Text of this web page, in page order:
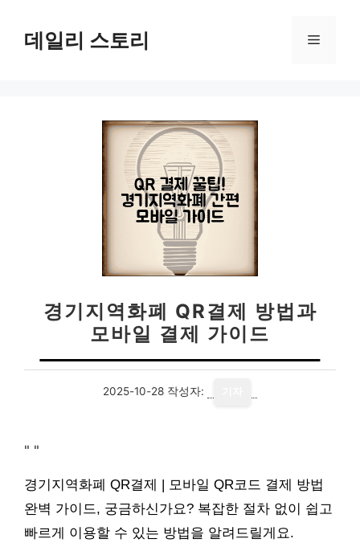
데일리 스토리 메
경기지역화폐 QR결제 방법과
모바일 결제 가이드
2025-10-28 작성자:
" "
경기지역화폐 QR결제 | 모바일 QR코드 결제 방법
완벽 가이드, 궁금하신가요? 복잡한 절차 없이 쉽고
빠르게 이용할 수 있는 방법을 알려드릴게요.